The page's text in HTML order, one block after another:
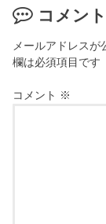
コメン
メールアドレスが
欄は必須項目です
コメント ※